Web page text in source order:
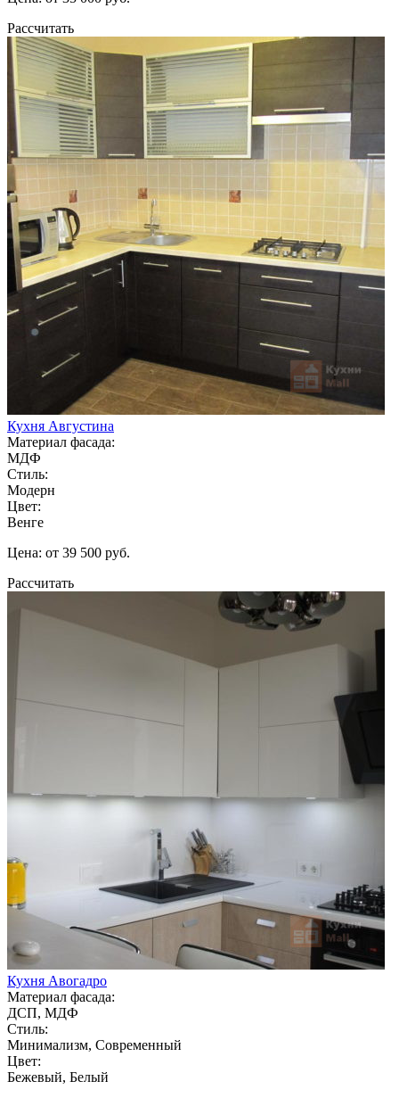
Рассчитать
Кухня Августина
Материал фасада:
МДФ
Стиль:
Модерн
Цвет:
Венге
Цена: от 39 500 руб.
Рассчитать
Кухня Авогадро
Материал фасада:
ДСП, МДФ
Стиль:
Минимализм, Современный
Цвет:
Бежевый, Белый